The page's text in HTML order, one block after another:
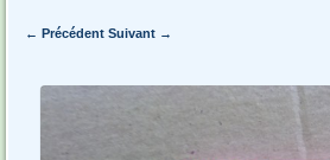
← Précédent Suivant →